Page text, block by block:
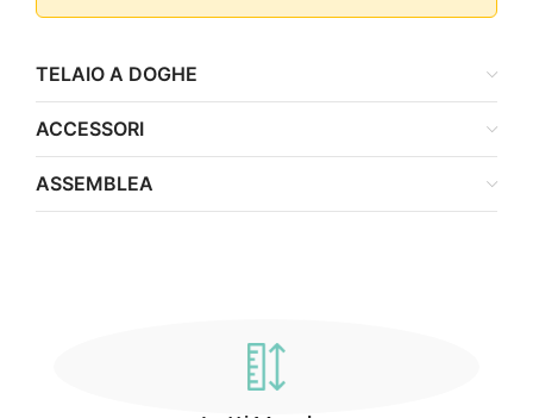
TELAIO A DOGHE
ACCESSORI
ASSEMBLEA